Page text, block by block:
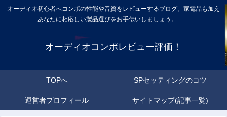
オーディオ初心者へコンポの性能や音質をレビューするブログ。家電品も加え
あなたに相応しい製品選びをお手伝いしましょう。
オーディオコンポレビュー評価！
TOPへ SPセッティングのコツ
運営者プロフィール サイトマップ(記事一覧)